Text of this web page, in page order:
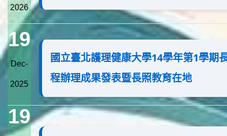
2026
19
Dec-
2025
國立臺北護理健康大學14學年第1學期
程辦理成果發表暨長照教育在地
19